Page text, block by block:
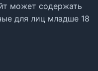
может содержать
для лиц младше 18